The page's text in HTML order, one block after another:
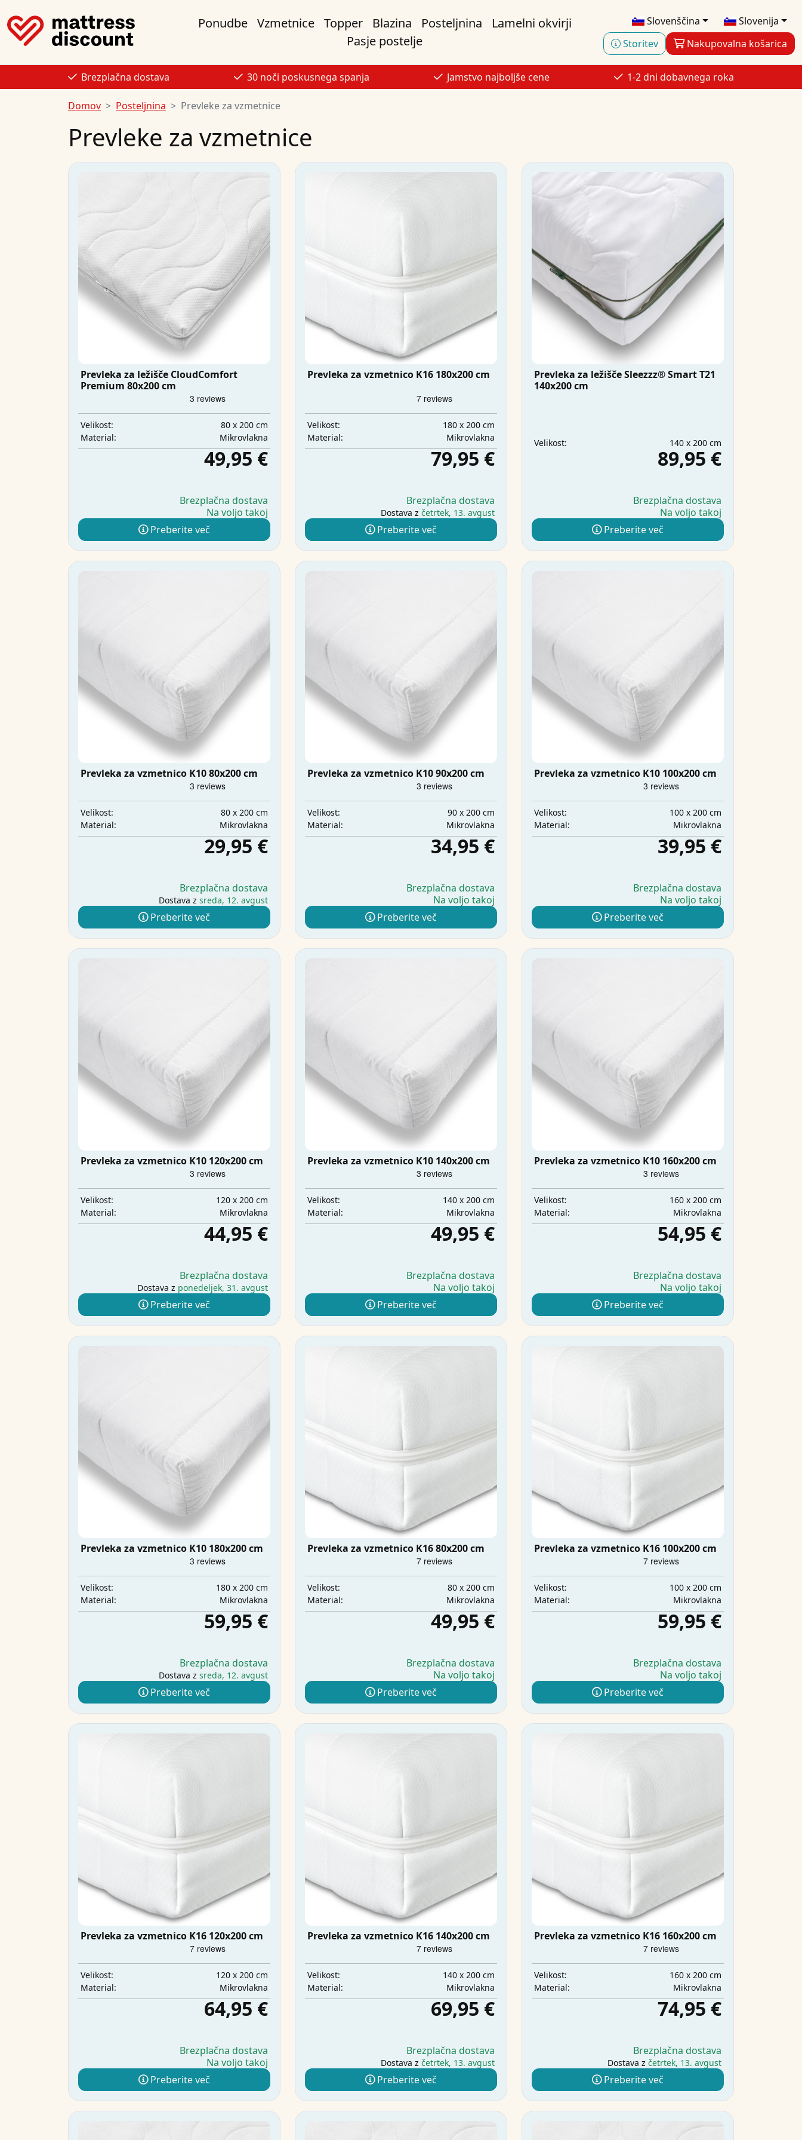
Slovenščina
Slovenija
Storitev
Nakupovalna košarica
Ponudbe Vzmetnice Topper Blazina Posteljnina
Lamelni okvirji
Pasje postelje
Brezplačna dostava 30 noči poskusnega spanja Jamstvo najboljše cene 1-2 dni dobavnega roka
Domov Posteljnina Prevleke za vzmetnice
Prevleke za vzmetnice
Prevleka za ležišče CloudComfort
Premium 80x200 cm
Velikost:
80 x 200 cm
Material:
Mikrovlakna
49,95 €
Brezplačna dostava
Na voljo takoj
Preberite več
Prevleka za vzmetnico K16 180x200 cm
Velikost:
180 x 200 cm
Material:
Mikrovlakna
79,95 €
Brezplačna dostava
Dostava z četrtek, 13. avgust
Preberite več
Prevleka za ležišče Sleezzz® Smart T21
140x200 cm
Velikost: 140 x 200 cm
89,95 €
Brezplačna dostava
Na voljo takoj
Preberite več
Prevleka za vzmetnico K10 80x200 cm
Velikost:
80 x 200 cm
Material:
Mikrovlakna
29,95 €
Brezplačna dostava
Dostava z sreda, 12. avgust
Preberite več
Prevleka za vzmetnico K10 90x200 cm
Velikost:
90 x 200 cm
Material:
Mikrovlakna
34,95 €
Brezplačna dostava
Na voljo takoj
Preberite več
Prevleka za vzmetnico K10 100x200 cm
Velikost:
100 x 200 cm
Material:
Mikrovlakna
39,95 €
Brezplačna dostava
Na voljo takoj
Preberite več
Prevleka za vzmetnico K10 120x200 cm
Velikost:
120 x 200 cm
Material:
Mikrovlakna
44,95 €
Brezplačna dostava
Dostava z ponedeljek, 31. avgust
Preberite več
Prevleka za vzmetnico K10 140x200 cm
Velikost:
140 x 200 cm
Material:
Mikrovlakna
49,95 €
Brezplačna dostava
Na voljo takoj
Preberite več
Prevleka za vzmetnico K10 160x200 cm
Velikost:
160 x 200 cm
Material:
Mikrovlakna
54,95 €
Brezplačna dostava
Na voljo takoj
Preberite več
Prevleka za vzmetnico K10 180x200 cm
Velikost:
180 x 200 cm
Material:
Mikrovlakna
59,95 €
Brezplačna dostava
Dostava z sreda, 12. avgust
Preberite več
Prevleka za vzmetnico K16 80x200 cm
Velikost:
80 x 200 cm
Material:
Mikrovlakna
49,95 €
Brezplačna dostava
Na voljo takoj
Preberite več
Prevleka za vzmetnico K16 100x200 cm
Velikost:
100 x 200 cm
Material:
Mikrovlakna
59,95 €
Brezplačna dostava
Na voljo takoj
Preberite več
Prevleka za vzmetnico K16 120x200 cm
Velikost:
120 x 200 cm
Material:
Mikrovlakna
64,95 €
Brezplačna dostava
Na voljo takoj
Preberite več
Prevleka za vzmetnico K16 140x200 cm
Velikost:
140 x 200 cm
Material:
Mikrovlakna
69,95 €
Brezplačna dostava
Dostava z četrtek, 13. avgust
Preberite več
Prevleka za vzmetnico K16 160x200 cm
Velikost:
160 x 200 cm
Material:
Mikrovlakna
74,95 €
Brezplačna dostava
Dostava z četrtek, 13. avgust
Preberite več